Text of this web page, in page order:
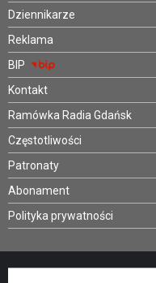
Dziennikarze
Reklama
BIP
Kontakt
Ramówka Radia Gdańsk
Częstotliwości
Patronaty
Abonament
Polityka prywatności